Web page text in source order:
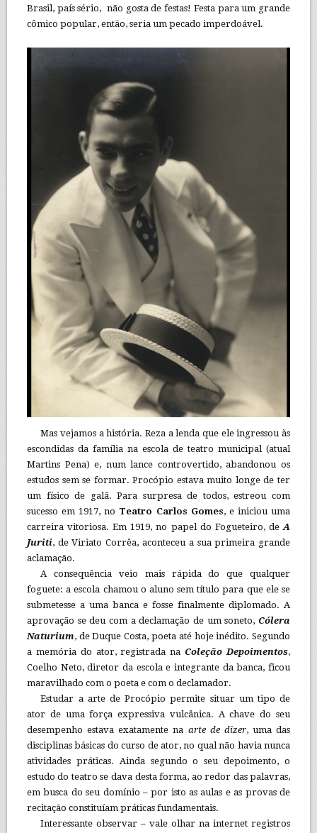
Brasil, país sério, não gosta de festas! Festa para um grande
cômico popular, então, seria um pecado imperdoável.
Mas vejamos a história. Reza a lenda que ele ingressou às
escondidas da família na escola de teatro municipal (atual
Martins Pena) e, num lance controvertido, abandonou os
estudos sem se formar. Procópio estava muito longe de ter
um físico de galã. Para surpresa de todos, estreou com
sucesso em 1917, no Teatro Carlos Gomes, e iniciou uma
carreira vitoriosa. Em 1919, no papel do Fogueteiro, deA
Juriti, de Viriato Corrêa, aconteceu a sua primeira grande
aclamação.
A consequência veio mais rápida do que qualquer
foguete: a escola chamou o aluno sem título para que ele se
submetesse a uma banca e fosse finalmente diplomado. A
aprovação se deu com a declamação de um soneto,Cólera
Naturium, de Duque Costa, poeta até hoje inédito. Segundo
a memória do ator, registrada naColeção Depoimentos,
Coelho Neto, diretor da escola e integrante da banca, ficou
maravilhado com o poeta e com o declamador.
Estudar a arte de Procópio permite situar um tipo de
ator de uma força expressiva vulcânica. A chave do seu
desempenho estava exatamente na arte de dizer, uma das
disciplinas básicas do curso de ator, no qual não havia nunca
atividades práticas. Ainda segundo o seu depoimento, o
estudo do teatro se dava desta forma, ao redor das palavras,
em busca do seu domínio – por isto as aulas e as provas de
recitação constituíam práticas fundamentais.
Interessante observar – vale olhar na internet registros